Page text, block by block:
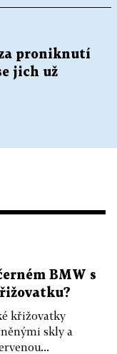
proniknutí
jich už
BMW s
křižovatky
skly a